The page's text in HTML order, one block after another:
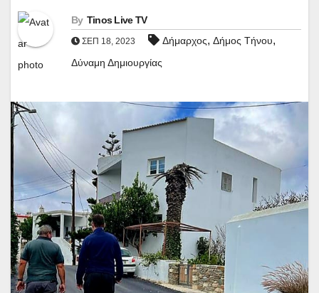
By Tinos Live TV
ΣΕΠ 18, 2023 Δήμαρχος, Δήμος Τήνου,
Δύναμη Δημιουργίας